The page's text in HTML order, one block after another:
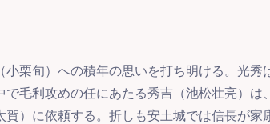
栗旬）への積年の思いを打ち明ける。光秀
毛利攻めの任にあたる秀吉（池松壮亮）は
）に依頼する。折しも安土城では信長が家